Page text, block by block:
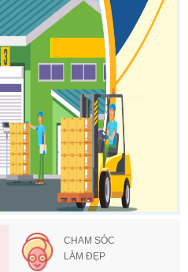
CHAM SÓC
LÀM ĐẸP